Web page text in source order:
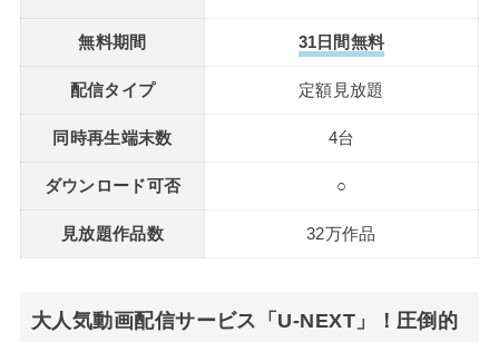
無料期間 31日間無料
配信タイプ 定額見放題
同時再生端末数 4台
ダウンロード可否 ○
見放題作品数 32万作品
大人気動画配信サービス「U-NEXT」！圧倒的